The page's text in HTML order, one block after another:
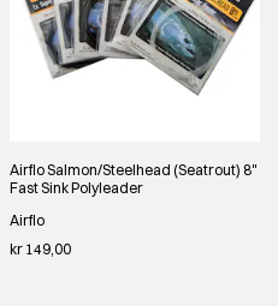
Airflo Salmon/Steelhead (Seatrout) 8"
Fast Sink Polyleader
Airflo
kr 149,00